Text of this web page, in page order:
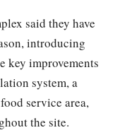
said they have
introducing
key improvements
system, a
service area,
the site.